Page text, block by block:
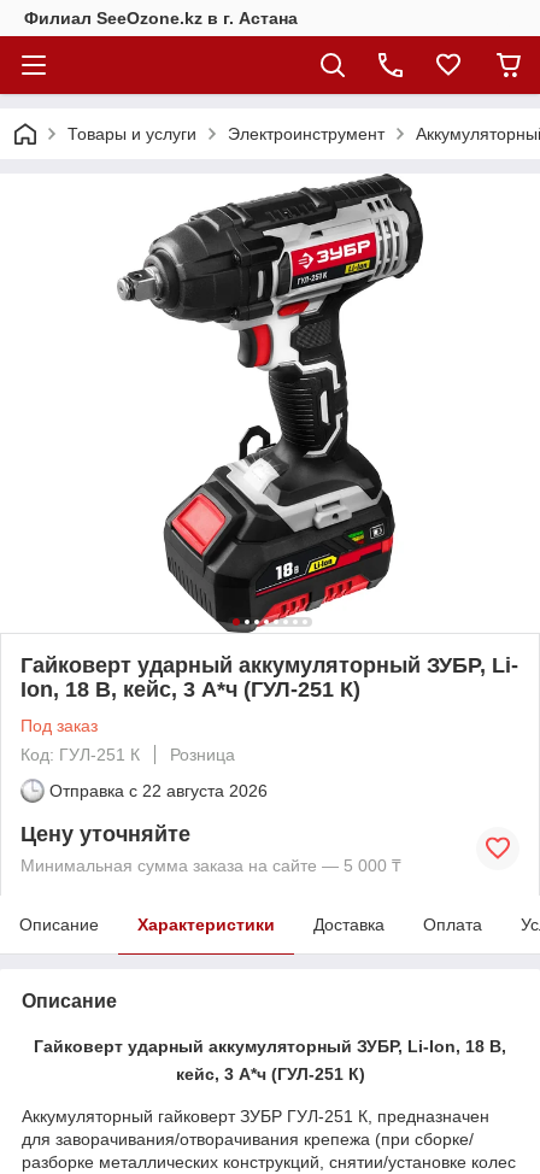
Филиал SeeOzone.kz в г. Астана
Товары и услуги Электроинструмент
Гайковерт ударный аккумуляторный ЗУБР, Li-
Ion, 18 В, кейс, 3 А*ч (ГУЛ-251 К)
Под заказ
Код: ГУЛ-251 К
Розница
Отправка с 22 августа 2026
Цену уточняйте
Минимальная сумма заказа на сайте — 5 000 ₸
Описание Характеристики Доставка Оплата
Описание
Гайковерт ударный аккумуляторный ЗУБР, Li-Ion, 18 В,
кейс, 3 А*ч (ГУЛ-251 К)
Аккумуляторный гайковерт ЗУБР ГУЛ-251 К, предназначен
для заворачивания/отворачивания крепежа (при сборке/
разборке металлических конструкций, снятии/установке колес